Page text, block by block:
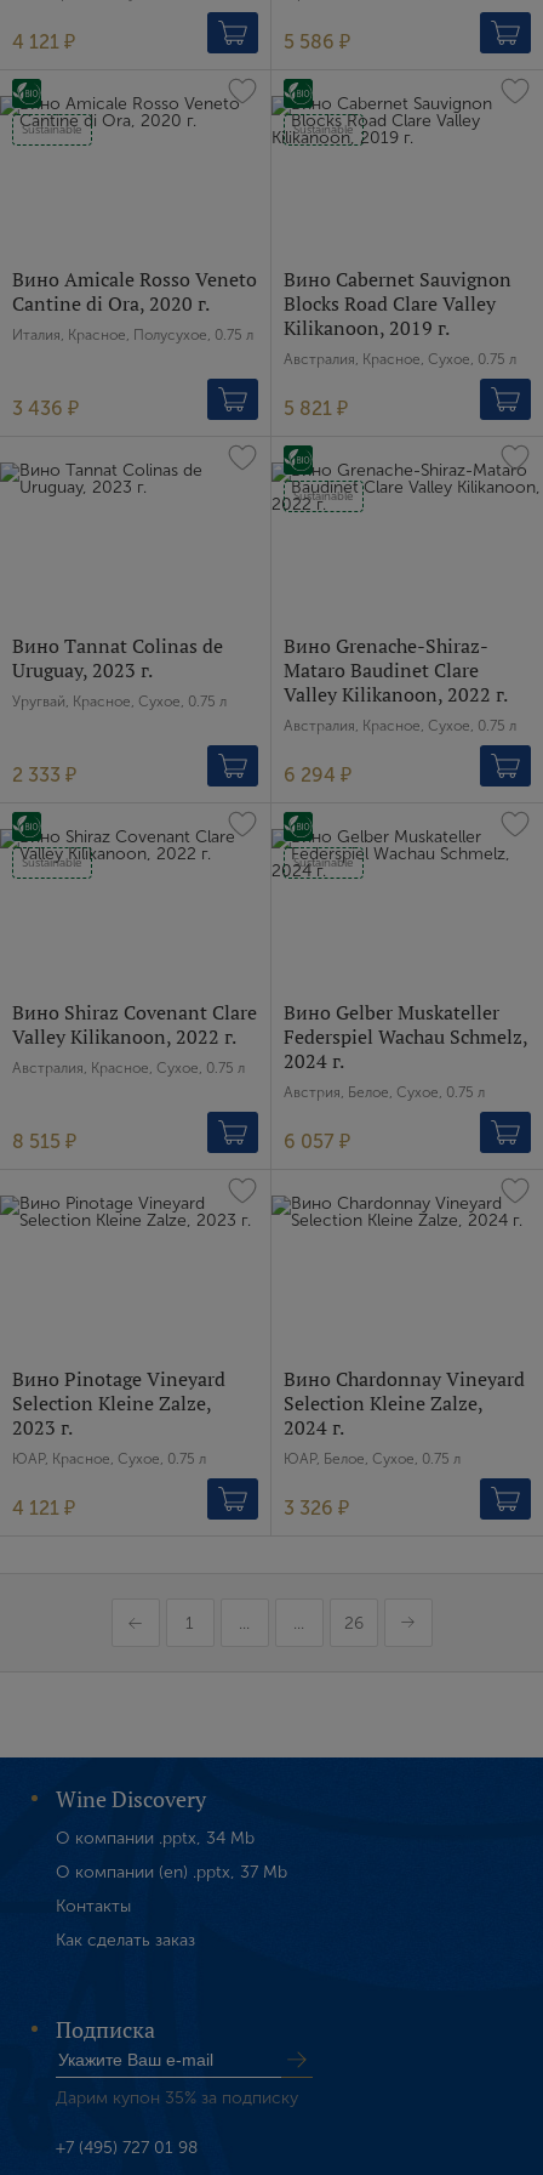
4 121 ₽ 5 586 ₽
Sustainable
Вино Amicale Rosso Veneto
Cantine di Ora, 2020 г.
Италия, Красное, Полусухое, 0.75 л
3 436 ₽
Sustainable
Вино Cabernet Sauvignon
Blocks Road Clare Valley
Kilikanoon, 2019 г.
Австралия, Красное, Сухое, 0.75 л
5 821 ₽
Вино Tannat Colinas de
Uruguay, 2023 г.
Уругвай, Красное, Сухое, 0.75 л
2 333 ₽
Sustainable
Вино Grenache-Shiraz-
Mataro Baudinet Clare
Valley Kilikanoon, 2022 г.
Австралия, Красное, Сухое, 0.75 л
6 294 ₽
Sustainable
Вино Shiraz Covenant Clare
Valley Kilikanoon, 2022 г.
Австралия, Красное, Сухое, 0.75 л
8 515 ₽
Sustainable
Вино Gelber Muskateller
Federspiel Wachau Schmelz,
2024 г.
Австрия, Белое, Сухое, 0.75 л
6 057 ₽
Вино Pinotage Vineyard
Selection Kleine Zalze,
2023 г.
ЮАР, Красное, Сухое, 0.75 л
4 121 ₽
Вино Chardonnay Vineyard
Selection Kleine Zalze,
2024 г.
ЮАР, Белое, Сухое, 0.75 л
3 326 ₽
1 ... ... 26
Wine Discovery
О компании .pptx, 34 Mb
О компании (en) .pptx, 37 Mb
Контакты
Как сделать заказ
Подписка
Дарим купон 35% за подписку
+7 (495) 727 01 98
Пароль
Зарегистрироваться